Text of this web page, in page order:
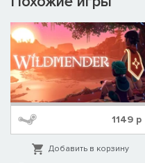
1149 р
Добавить в корзину